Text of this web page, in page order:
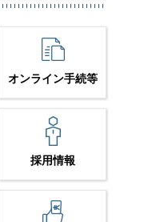
オンライン手続等
採用情報